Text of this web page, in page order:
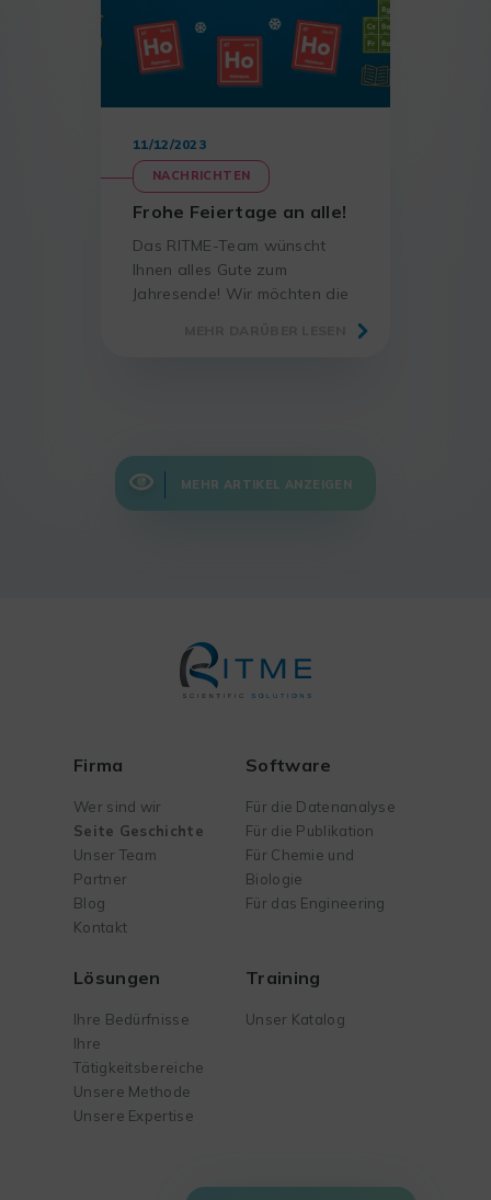
11/12/2023
NACHRICHTEN
Frohe Feiertage an alle!
Das RITME-Team wünscht
Ihnen alles Gute zum
Jahresende! Wir möchten die
MEHR ARTIKEL ANZEIGEN
Firma
Wer sind wir
Seite Geschichte
Unser Team
Partner
Blog
Kontakt
Software
Für die Datenanalyse
Für die Publikation
Für Chemie und
Biologie
Für das Engineering
Lösungen
Ihre Bedürfnisse
Ihre
Tätigkeitsbereiche
Unsere Methode
Unsere Expertise
Training
Unser Katalog